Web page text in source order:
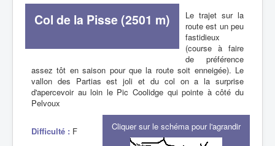
RANDONNÉE SPORTIVE
Col de la Pisse (2501 m)
Le trajet sur la
route est un peu
fastidieux
(course à faire
de préférence
assez tôt en saison pour que la route soit enneigée). Le
vallon des Partias est joli et du col on a la surprise
d'apercevoir au loin le Pic Coolidge qui pointe à côté du
Pelvoux
Cliquer sur le schéma pour l'agrandir
Difficulté : F